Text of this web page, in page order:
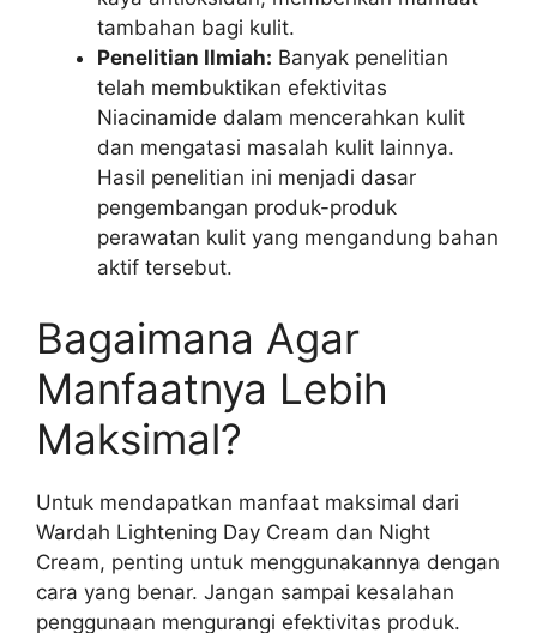
tambahan bagi kulit.
Penelitian Ilmiah: Banyak penelitian
telah membuktikan efektivitas
Niacinamide dalam mencerahkan kulit
dan mengatasi masalah kulit lainnya.
Hasil penelitian ini menjadi dasar
pengembangan produk-produk
perawatan kulit yang mengandung bahan
aktif tersebut.
Bagaimana Agar
Manfaatnya Lebih
Maksimal?
Untuk mendapatkan manfaat maksimal dari
Wardah Lightening Day Cream dan Night
Cream, penting untuk menggunakannya dengan
cara yang benar. Jangan sampai kesalahan
penggunaan mengurangi efektivitas produk.